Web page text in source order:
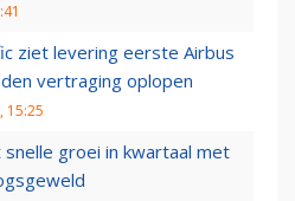
ziet levering eerste Airbus
vertraging oplopen
15:25
snelle groei in kwartaal met